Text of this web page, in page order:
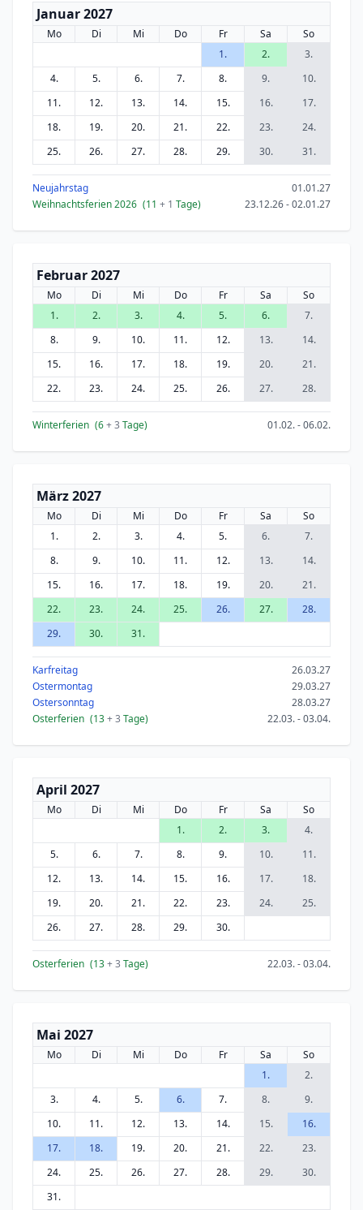
Januar 2027
Mo Di Mi Do Fr Sa
So
1.
2.
3.
4.
5. 6. 7. 8. 9.
10.
11.
12. 13. 14. 15. 16.
17.
18.
19. 20. 21. 22. 23.
24.
25.
26. 27. 28. 29. 30. 31.
Neujahrstag
01.01.27
Weihnachtsferien 2026 (11 + 1 Tage) 23.12.26 - 02.01.27
Februar 2027
Mo Di Mi Do Fr Sa
So
1.
2. 3. 4. 5. 6.
7.
8.
9. 10. 11. 12. 13.
14.
15.
16. 17. 18. 19. 20.
21.
22.
23. 24. 25. 26. 27. 28.
Winterferien (6+ 3 Tage) 01.02. - 06.02.
März 2027
Mo Di Mi Do Fr Sa
So
1.
2. 3. 4. 5. 6.
7.
8.
9. 10. 11. 12. 13.
14.
15.
16. 17. 18. 19. 20.
21.
22.
23. 24. 25. 26. 27.
28.
29.
30. 31.
Karfreitag
26.03.27
Ostermontag
29.03.27
Ostersonntag
28.03.27
Osterferien (13+ 3 Tage) 22.03. - 03.04.
April 2027
Mo Di Mi Do Fr Sa
So
1.
2. 3.
4.
5.
6. 7. 8. 9. 10.
11.
12.
13. 14. 15. 16. 17.
18.
19.
20. 21. 22. 23. 24.
25.
26.
27. 28. 29. 30.
Osterferien (13+ 3 Tage) 22.03. - 03.04.
Mai 2027
Mo Di Mi Do Fr Sa
So
1.
2.
3.
4. 5. 6. 7. 8.
9.
10.
11. 12. 13. 14. 15.
16.
17.
18. 19. 20. 21. 22.
23.
24.
25. 26. 27. 28. 29.
30.
31.